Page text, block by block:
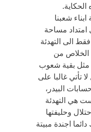
شعبنا
امتداد مساحة
الى التهدئة
الخلاص من
مثل بقية شعوب
تأتي غالبا على
البيدر،
هي التهدئة
وحليفتها
اجندة مبيتة